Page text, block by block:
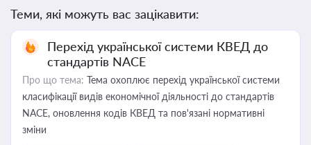
Теми, які можуть вас зацікавити:
Перехід української системи КВЕД до
стандартів NACE
Про що тема: Тема охоплює перехід української системи
класифікації видів економічної діяльності до стандартів
NACE, оновлення кодів КВЕД та пов'язані нормативні
зміни